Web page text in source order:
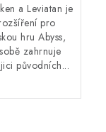
a Leviatan je
pro
hru Abyss,
zahrnuje
původních...